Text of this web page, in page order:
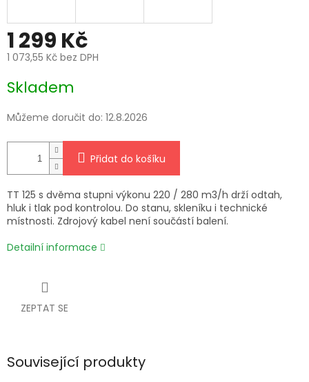
1 299 Kč
1 073,55 Kč bez DPH
cena:
Skladem
Můžeme doručit do: 12.8.2026
Přidat do košíku
TT 125 s dvěma stupni výkonu 220 / 280 m3/h drží odtah,
hluk i tlak pod kontrolou. Do stanu, skleníku i technické
místnosti. Zdrojový kabel není součástí balení.
Detailní informace
ZEPTAT SE
Související produkty